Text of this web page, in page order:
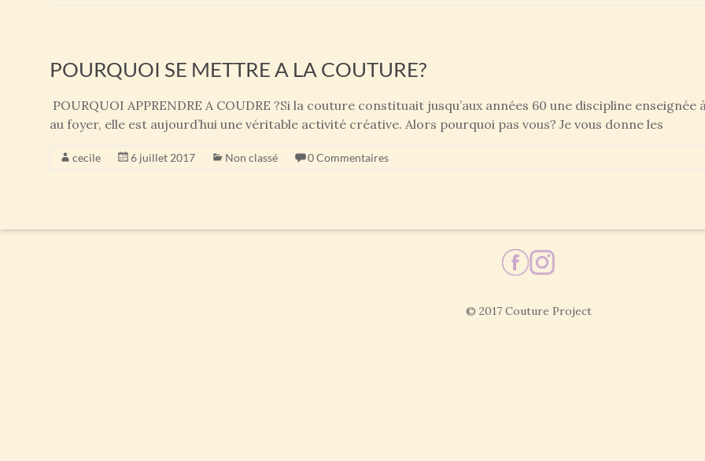
POURQUOI SE METTRE A LA COUTURE?
POURQUOI APPRENDRE A COUDRE ?Si la couture constituait jusqu’aux années 60 une discipline
au foyer, elle est aujourd’hui une véritable activité créative. Alors pourquoi pas vous? Je vous donne les
cecile 6 juillet 2017 Non classé 0 Commentaires
© 2017 Couture Project